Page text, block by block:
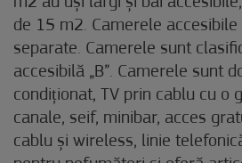
de 15 m2. Camerele
separate. Camerele sunt
accesibilă „B”. Camerele sunt
condiționat, TV prin cablu cu o
canale, seif, minibar, acces
cablu și wireless, linie